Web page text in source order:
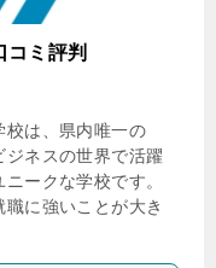
コミ評判
校は、県内唯一の
ジネスの世界で活躍
ークな学校です。
に強いことが大き